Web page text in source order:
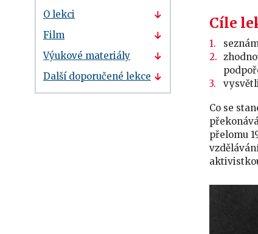
O lekci
Film
Výukové materiály
Další doporučené lekce
Cíle
Co se
přelomu